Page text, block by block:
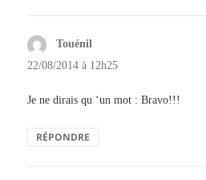
Touénildit :
22/08/2014 à 12h25
Je ne dirais qu ‘un mot : Bravo!!!
RÉPONDRE